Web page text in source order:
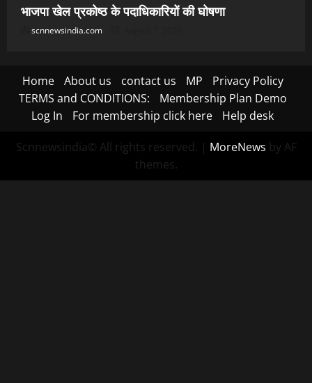
भाजपा खेल प्रकोष्ठ के पदाधिकारियों की घोषणा
scnnewsindia.com
Home About us contact us MP
Privacy Policy
TERMS and CONDITIONS:
Membership Plan Demo
Log In
For membership click here Help desk
Scnnewsindia© All rights reserved. | MoreNews by AF
themes.